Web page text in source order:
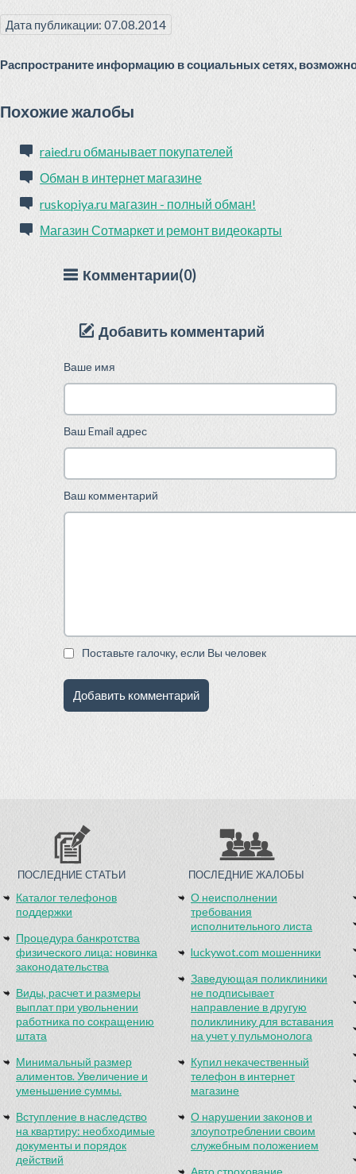
Дата публикации: 07.08.2014
Распространите информацию в социальных сетях,
Похожие жалобы
raied.ru обманывает покупателей
Обман в интернет магазине
ruskopiya.ru магазин - полный обман!
Магазин Сотмаркет и ремонт видеокарты
Комментарии(0)
Добавить комментарий
Ваше имя
Ваш Email адрес
Ваш комментарий
Поставьте галочку, если Вы человек
ПОСЛЕДНИЕ СТАТЬИ
Каталог телефонов
поддержки
Процедура банкротства
физического лица: новинка
законодательства
Виды, расчет и размеры
выплат при увольнении
работника по сокращению
штата
Минимальный размер
алиментов. Увеличение и
уменьшение суммы.
Вступление в наследство
на квартиру: необходимые
документы и порядок
действий
ПОСЛЕДНИЕ ЖАЛОБЫ
О неисполнении
требования
исполнительного листа
luckywot.com мошенники
Заведующая поликлиники
не подписывает
направление в другую
поликлинику для вставания
на учет у пульмонолога
Купил некачественный
телефон в интернет
магазине
О нарушении законов и
злоупотреблении своим
служебным положением
Авто строхование